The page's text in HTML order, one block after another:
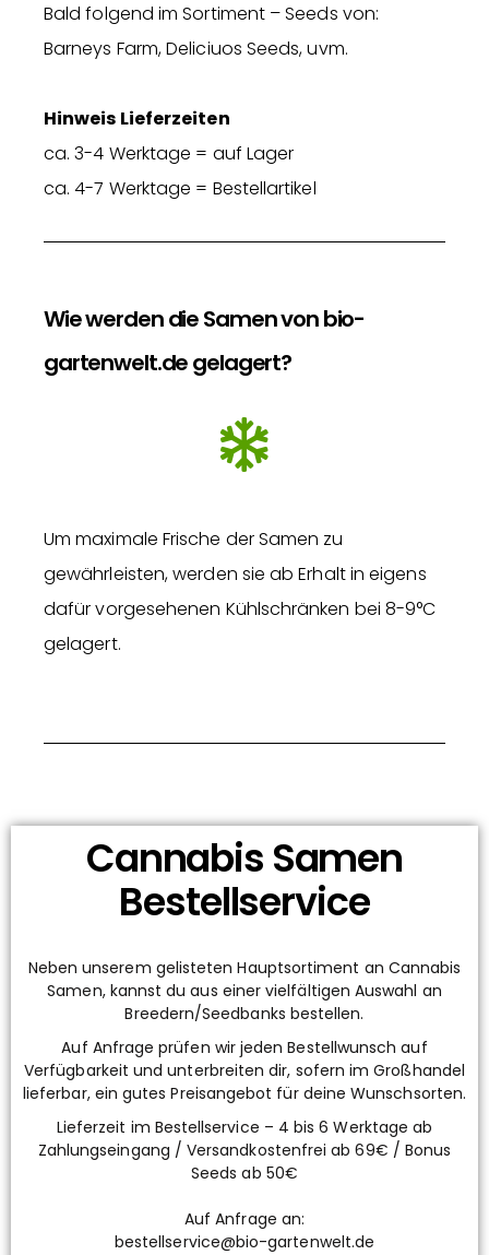
Bald folgend im Sortiment – Seeds von:
Barneys Farm, Deliciuos Seeds, uvm.
Hinweis Lieferzeiten
ca. 3-4 Werktage = auf Lager
ca. 4-7 Werktage = Bestellartikel
Wie werden die Samen von bio-
gartenwelt.de gelagert?
Um maximale Frische der Samen zu
gewährleisten, werden sie ab Erhalt in eigens
dafür vorgesehenen Kühlschränken bei 8-9°C
gelagert.
Cannabis Samen
Bestellservice
Neben unserem gelisteten Hauptsortiment an Cannabis
Samen, kannst du aus einer vielfältigen Auswahl an
Breedern/Seedbanks bestellen.
Auf Anfrage prüfen wir jeden Bestellwunsch auf
Verfügbarkeit und unterbreiten dir, sofern im Großhandel
lieferbar, ein gutes Preisangebot für deine Wunschsorten.
Lieferzeit im Bestellservice – 4 bis 6 Werktage ab
Zahlungseingang / Versandkostenfrei ab 69€ / Bonus
Seeds ab 50€
Auf Anfrage an:
bestellservice@bio-gartenwelt.de